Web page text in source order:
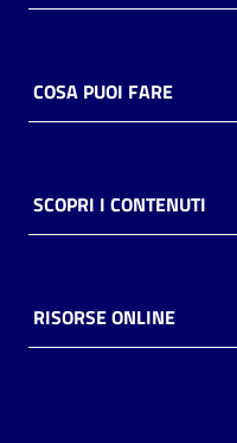
Casa
Archivio
storico
Patto
COSA PUOI FARE
SCOPRI I CONTENUTI
RISORSE ONLINE